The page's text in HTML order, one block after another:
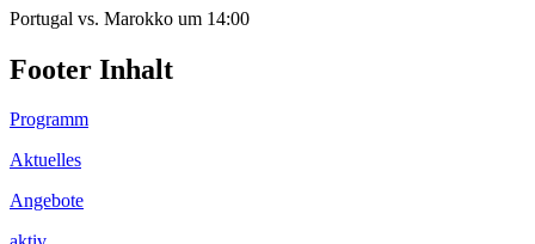
Portugal vs. Marokko um 14:00
Footer Inhalt
Programm
Aktuelles
Angebote